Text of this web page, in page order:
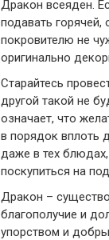
Дракон всеяден.
подавать
покровителю не
оригинально
Старайтесь
другой такой не
означает, что
в порядок вплоть
даже в тех
поскупиться на
Дракон –
благополучие и
упорством и